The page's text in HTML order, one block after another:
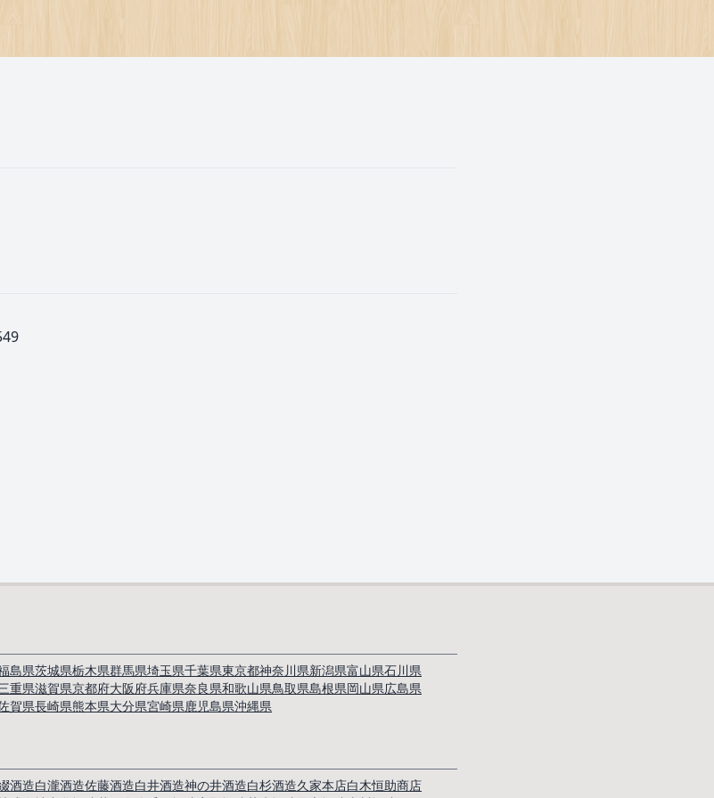
島県茨城県栃木県群馬県埼玉県千葉県東京都神奈川県新潟県富山県石川県
重県滋賀県京都府大阪府兵庫県奈良県和歌山県鳥取県島根県岡山県広島県
賀県長崎県熊本県大分県宮崎県鹿児島県沖縄県
酒造白瀧酒造佐藤酒造白井酒造神の井酒造白杉酒造久家本店白木恒助商店